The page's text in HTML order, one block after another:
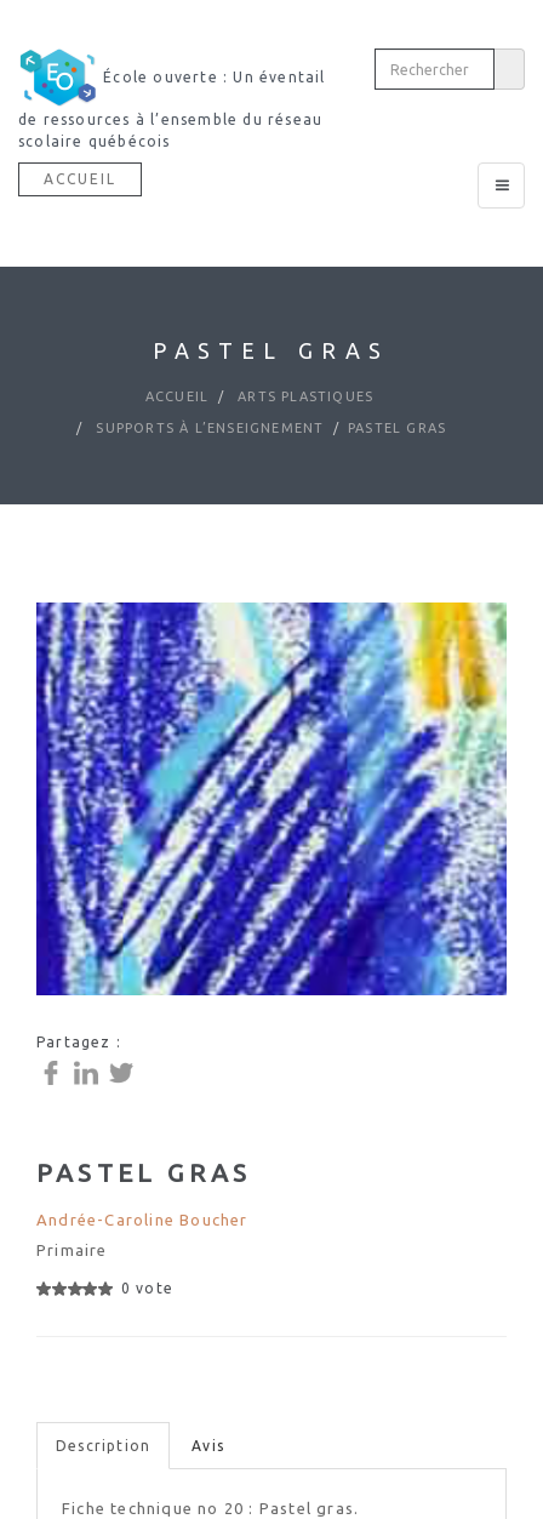
École ouverte : Un éventail
de ressources à l’ensemble du réseau
scolaire québécois
Toggle
ACCUEIL
PASTEL GRAS
ACCUEIL ARTS PLASTIQUES
SUPPORTS À L’ENSEIGNEMENT PASTEL GRAS
Partagez :
PASTEL GRAS
Andrée-Caroline Boucher
Primaire
0 vote
Description Avis
Fiche technique no 20 : Pastel gras.